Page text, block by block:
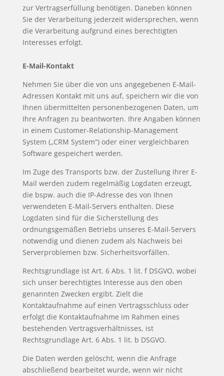
zur Vertragserfüllung benötigen. Daneben können
Sie der Verarbeitung jederzeit widersprechen, wenn
die Verarbeitung aufgrund eines berechtigten
Interesses erfolgt.
E-Mail-Kontakt
Nehmen Sie über die von uns angegebenen E-Mail-
Adressen Kontakt mit uns auf, speichern wir die von
Ihnen übermittelten personenbezogenen Daten, um
Ihre Anfragen zu beantworten. Ihre Angaben können
in einem Customer-Relationship-Management
System („CRM System“) oder einer vergleichbaren
Software gespeichert werden.
Im Zuge des Transports bzw. der Zustellung Ihrer E-
Mail werden zudem regelmäßig Logdaten erzeugt,
die bspw. auch die IP-Adresse des von Ihnen
verwendeten E-Mail-Servers enthalten. Diese
Logdaten sind für die Sicherstellung des
ordnungsgemäßen Betriebs unseres E-Mail-Servers
notwendig und dienen zudem als Nachweis bei
Serverproblemen bzw. Sicherheitsvorfällen.
Rechtsgrundlage ist Art. 6 Abs. 1 lit. f DSGVO, wobei
sich unser berechtigtes Interesse aus den oben
genannten Zwecken ergibt. Zielt die
Kontaktaufnahme auf einen Vertragsschluss oder
erfolgt die Kontaktaufnahme im Rahmen eines
bestehenden Vertragsverhältnisses, ist
Rechtsgrundlage Art. 6 Abs. 1 lit. b DSGVO.
Die Daten werden gelöscht, wenn die Anfrage
abschließend bearbeitet wurde, wenn wir nicht